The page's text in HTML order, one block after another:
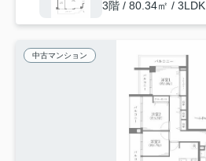
3階 / 80.34㎡ / 3LDK
中古マンション